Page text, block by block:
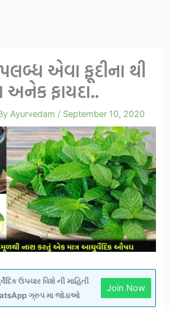
એવા ફૂદીના થી
ફાયદા..
Ayurvedam / September 10, 2020
ઉપચાર વિશે ની માહિતી
ગ્રુપ મા જોડાઓ
Join Now